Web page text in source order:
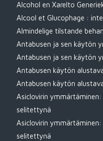
Alcohol en Xarelto
Alcool et Glucophage :
Almindelige tilstande
Antabusen ja sen käytön
Antabusen ja sen käytön
Antabusen käytön
Antabusen käytön
Asiclovirin
selitettynä
Asiclovirin
selitettynä